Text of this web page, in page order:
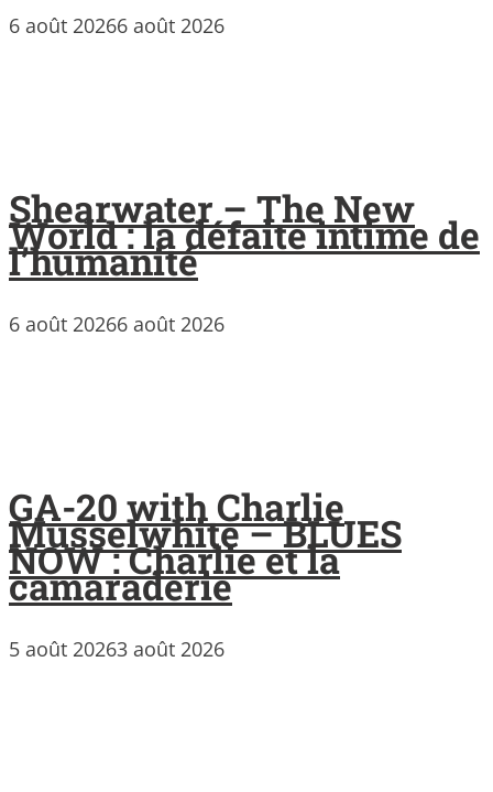
6 août 20266 août 2026
Shearwater – The New
World : la défaite intime de
l’humanité
6 août 20266 août 2026
GA-20 with Charlie
Musselwhite – BLUES
NOW : Charlie et la
camaraderie
5 août 20263 août 2026